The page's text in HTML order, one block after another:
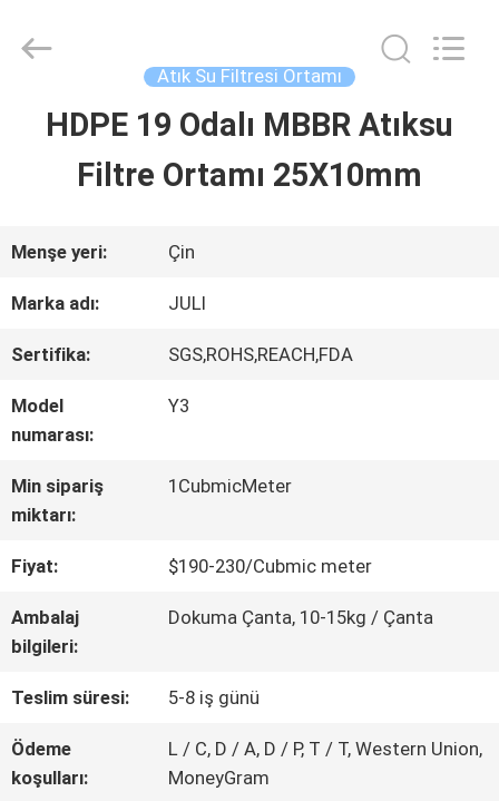
EVDE
BIZIM
HAKKIMIZDA
FABRIKA
TURU
KALITE
KONTROLÜ
BIZIMLE
İLETIŞIM
Plastic
CO.,LTD.
Reserved.
Developed
Atık Su Filtresi Ortamı
HDPE 19 Odalı MBBR Atıksu
Filtre Ortamı 25X10mm
Menşe yeri: Çin
Marka adı: JULI
Sertifika: SGS,ROHS,REACH,FDA
Model
numarası:
Y3
Min sipariş
miktarı:
1CubmicMeter
Fiyat: $190-230/Cubmic meter
Ambalaj
bilgileri:
Dokuma Çanta, 10-15kg / Çanta
Teslim süresi: 5-8 iş günü
Ödeme
koşulları:
L / C, D / A, D / P, T / T, Western Union,
MoneyGram